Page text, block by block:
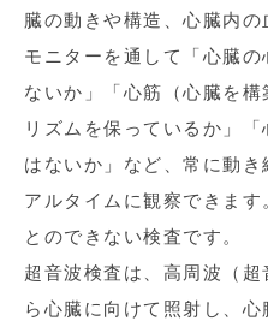
臓の動きや構造、心臓内の
モニターを通して「心臓
ないか」「心筋（心臓を
リズムを保っているか」
はないか」など、常に動
アルタイムに観察できま
とのできない検査です。
超音波検査は、高周波（
ら心臓に向けて照射し、